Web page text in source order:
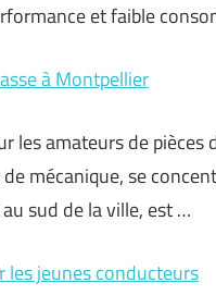
et faible
à Montpellier
les amateurs de pièces
mécanique, se
sud de la ville, est …
les jeunes conducteurs